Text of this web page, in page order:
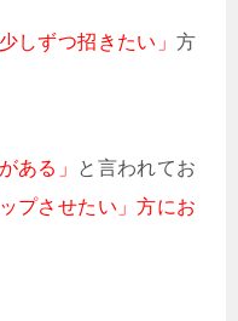
しずつ招きたい」方
ある」
と言われてお
プさせたい」方にお